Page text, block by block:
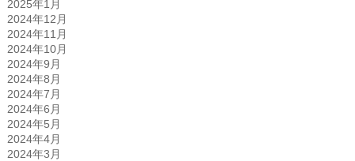
2025年1月
2024年12月
2024年11月
2024年10月
2024年9月
2024年8月
2024年7月
2024年6月
2024年5月
2024年4月
2024年3月